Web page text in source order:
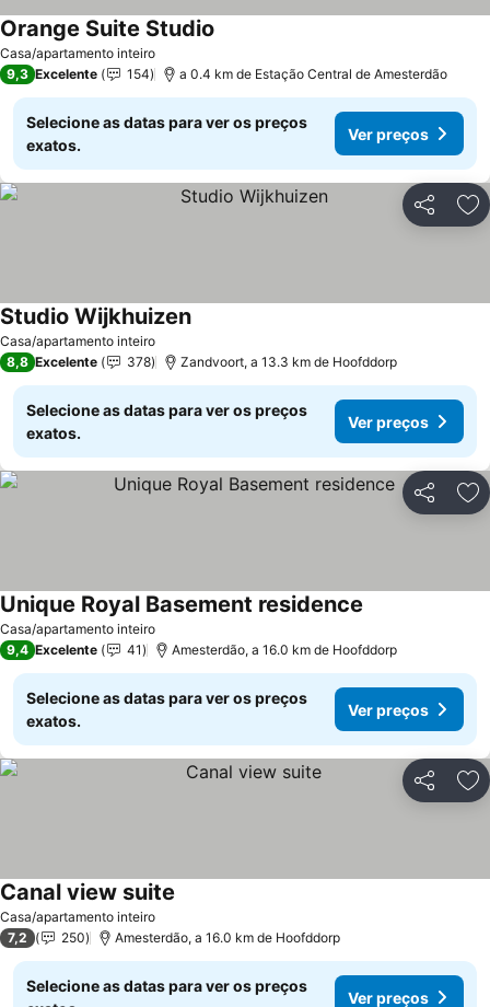
Casa/apartamento inteiro
Orange Suite Studio
9,3 Excelente 154 a 0.4 km de Estação Central de Amesterdão
Selecione as datas para ver os preços
exatos.
Ver preços
Partilhar
Casa/apartamento inteiro
Studio Wijkhuizen
8,8 Excelente 378 Zandvoort, a 13.3 km de Hoofddorp
Selecione as datas para ver os preços
exatos.
Ver preços
Partilhar
Casa/apartamento inteiro
Unique Royal Basement residence
9,4 Excelente 41 Amesterdão, a 16.0 km de Hoofddorp
Selecione as datas para ver os preços
exatos.
Ver preços
Partilhar
Casa/apartamento inteiro
Canal view suite
7,2 250 Amesterdão, a 16.0 km de Hoofddorp
Selecione as datas para ver os preços
Ver preços